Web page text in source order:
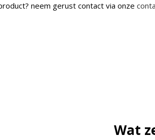
neem gerust contact via onze
Wat